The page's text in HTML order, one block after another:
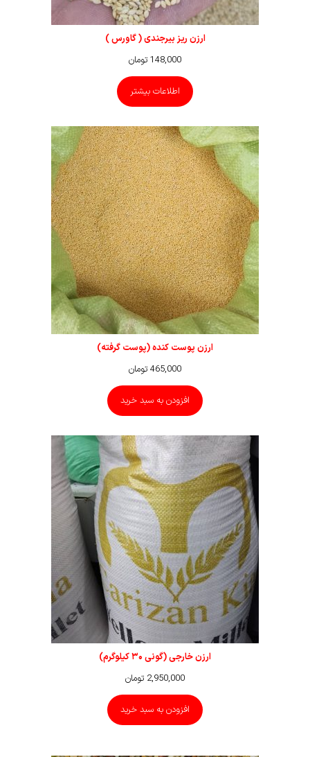
ارزن ریز بیرجندی ( گاورس )
148,000 تومان
اطلاعات بیشتر
ارزن پوست کنده (پوست گرفته)
465,000 تومان
افزودن به سبد خرید
ارزن خارجی (گونی ۳۰ کیلوگرم)
2,950,000 تومان
افزودن به سبد خرید